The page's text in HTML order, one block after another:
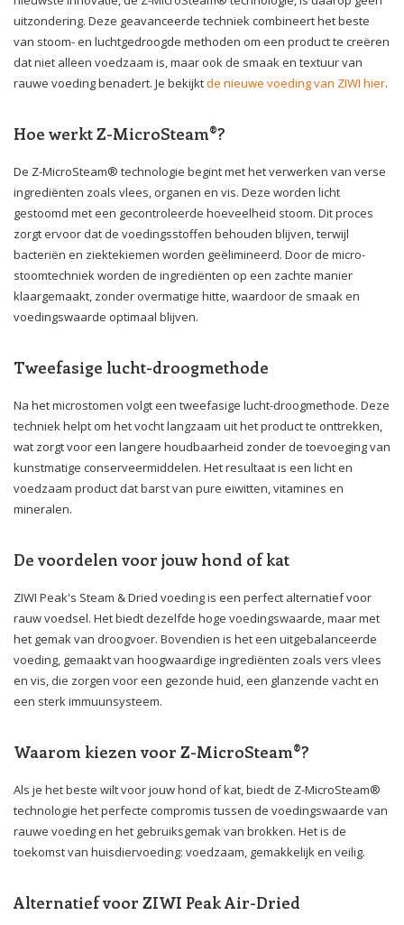
uitzondering. Deze geavanceerde techniek combineert het beste
van stoom- en luchtgedroogde methoden om een product te creëren
dat niet alleen voedzaam is, maar ook de smaak en textuur van
rauwe voeding benadert. Je bekijktde nieuwe voeding van ZIWI hier.
Hoe werkt Z-MicroSteam®?
De Z-MicroSteam® technologie begint met het verwerken van verse
ingrediënten zoals vlees, organen en vis. Deze worden licht
gestoomd met een gecontroleerde hoeveelheid stoom. Dit proces
zorgt ervoor dat de voedingsstoffen behouden blijven, terwijl
bacteriën en ziektekiemen worden geëlimineerd. Door de micro-
stoomtechniek worden de ingrediënten op een zachte manier
klaargemaakt, zonder overmatige hitte, waardoor de smaak en
voedingswaarde optimaal blijven.
Tweefasige lucht-droogmethode
Na het microstomen volgt een tweefasige lucht-droogmethode. Deze
techniek helpt om het vocht langzaam uit het product te onttrekken,
wat zorgt voor een langere houdbaarheid zonder de toevoeging van
kunstmatige conserveermiddelen. Het resultaat is een licht en
voedzaam product dat barst van pure eiwitten, vitamines en
mineralen.
De voordelen voor jouw hond of kat
ZIWI Peak's Steam & Dried voeding is een perfect alternatief voor
rauw voedsel. Het biedt dezelfde hoge voedingswaarde, maar met
het gemak van droogvoer. Bovendien is het een uitgebalanceerde
voeding, gemaakt van hoogwaardige ingrediënten zoals vers vlees
en vis, die zorgen voor een gezonde huid, een glanzende vacht en
een sterk immuunsysteem.
Waarom kiezen voor Z-MicroSteam®?
Als je het beste wilt voor jouw hond of kat, biedt de Z-MicroSteam®
technologie het perfecte compromis tussen de voedingswaarde van
rauwe voeding en het gebruiksgemak van brokken. Het is de
toekomst van huisdiervoeding: voedzaam, gemakkelijk en veilig.
Alternatief voor ZIWI Peak Air-Dried